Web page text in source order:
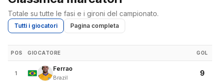
Totale su tutte le fasi e i gironi del campionato.
Tutti i giocatori Pagina completa
POS GIOCATORE GOL
1
Ferrao
Brazil
9